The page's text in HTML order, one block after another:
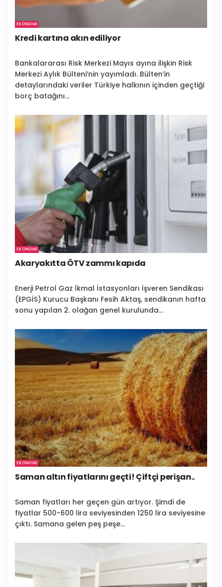
EKONOMI
Kredi kartına akın ediliyor
Bankalararası Risk Merkezi Mayıs ayına ilişkin Risk
Merkezi Aylık Bülteni’nin yayımladı. Bülten’in
detaylarındaki veriler Türkiye halkının içinden geçtiği
borç batağını...
EKONOMI
Akaryakıtta ÖTV zammı kapıda
Enerji Petrol Gaz İkmal İstasyonları İşveren Sendikası
(EPGİS) Kurucu Başkanı Fesih Aktaş, sendikanın hafta
sonu yapılan 2. olağan genel kurulunda...
EKONOMI
Saman altın fiyatlarını geçti! Çiftçi perişan..
Saman fiyatları her geçen gün artıyor. Şimdi de
fiyatlar 500-600 lira seviyesinden 1250 lira seviyesine
çıktı. Samana gelen peş peşe...